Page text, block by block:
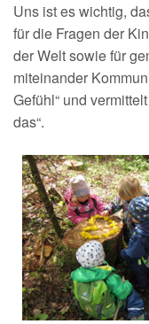
Uns ist es wichtig,
für die Fragen der
der Welt sowie für
miteinander
Gefühl“ und
das“.